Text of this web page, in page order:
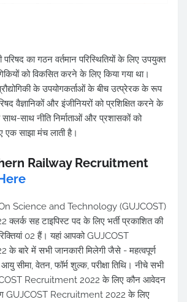
परिषद का गठन वर्तमान परिस्थितियों के लिए उपयुक्त
को विकसित करने के लिए किया गया था।
के उपयोगकर्ताओं के बीच उत्प्रेरक के रूप
वैज्ञानिकों और इंजीनियरों को प्रशिक्षित करने के
साथ नीति निर्माताओं और प्रशासकों को
एक साझा मंच लाती है।
Railway Recruitment
Science and Technology (GUJCOST)
सह टाइपिस्ट पद के लिए भर्ती प्रकाशित की
02 हैं। यहां आपको GUJCOST
बारे में सभी जानकारी मिलेगी जैसे - महत्वपूर्ण
सीमा, वेतन, फॉर्म शुल्क, परीक्षा तिथि। नीचे सभी
Recruitment 2022 के लिए कौन आवेदन
GUJCOST Recruitment 2022 के लिए